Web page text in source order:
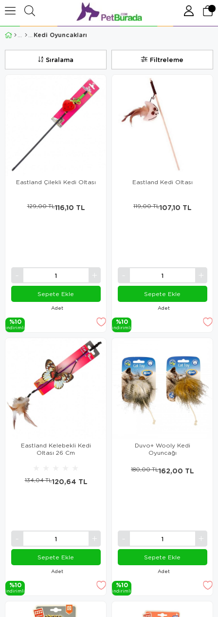
Kedi Oyuncakları
Filtreleme
Sıralama
Eastland Çilekli Kedi Oltası
Adet
116,10 TL
129,00 TL
Sepete Ekle
%10
i̇ndi̇ri̇mli̇
Eastland Kedi Oltası
Adet
107,10 TL
119,00 TL
Sepete Ekle
%10
i̇ndi̇ri̇mli̇
Eastland Kelebekli Kedi
Oltası 26 Cm
Adet
120,64 TL
134,04 TL
Sepete Ekle
%10
i̇ndi̇ri̇mli̇
Duvo+ Wooly Kedi
Oyuncağı
Adet
162,00 TL
180,00 TL
Sepete Ekle
%10
i̇ndi̇ri̇mli̇